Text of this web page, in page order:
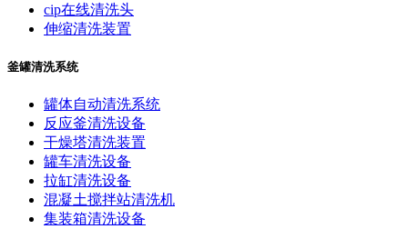
cip在线清洗头
伸缩清洗装置
釜罐清洗系统
罐体自动清洗系统
反应釜清洗设备
干燥塔清洗装置
罐车清洗设备
拉缸清洗设备
混凝土搅拌站清洗机
集装箱清洗设备